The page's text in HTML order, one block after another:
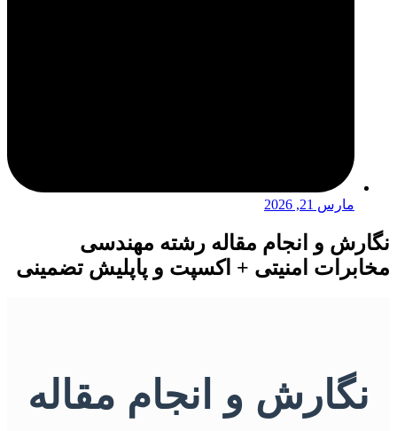
مارس 21, 2026
نگارش و انجام مقاله رشته مهندسی
مخابرات امنیتی + اکسپت و پاپلیش تضمینی
نگارش و انجام مقاله